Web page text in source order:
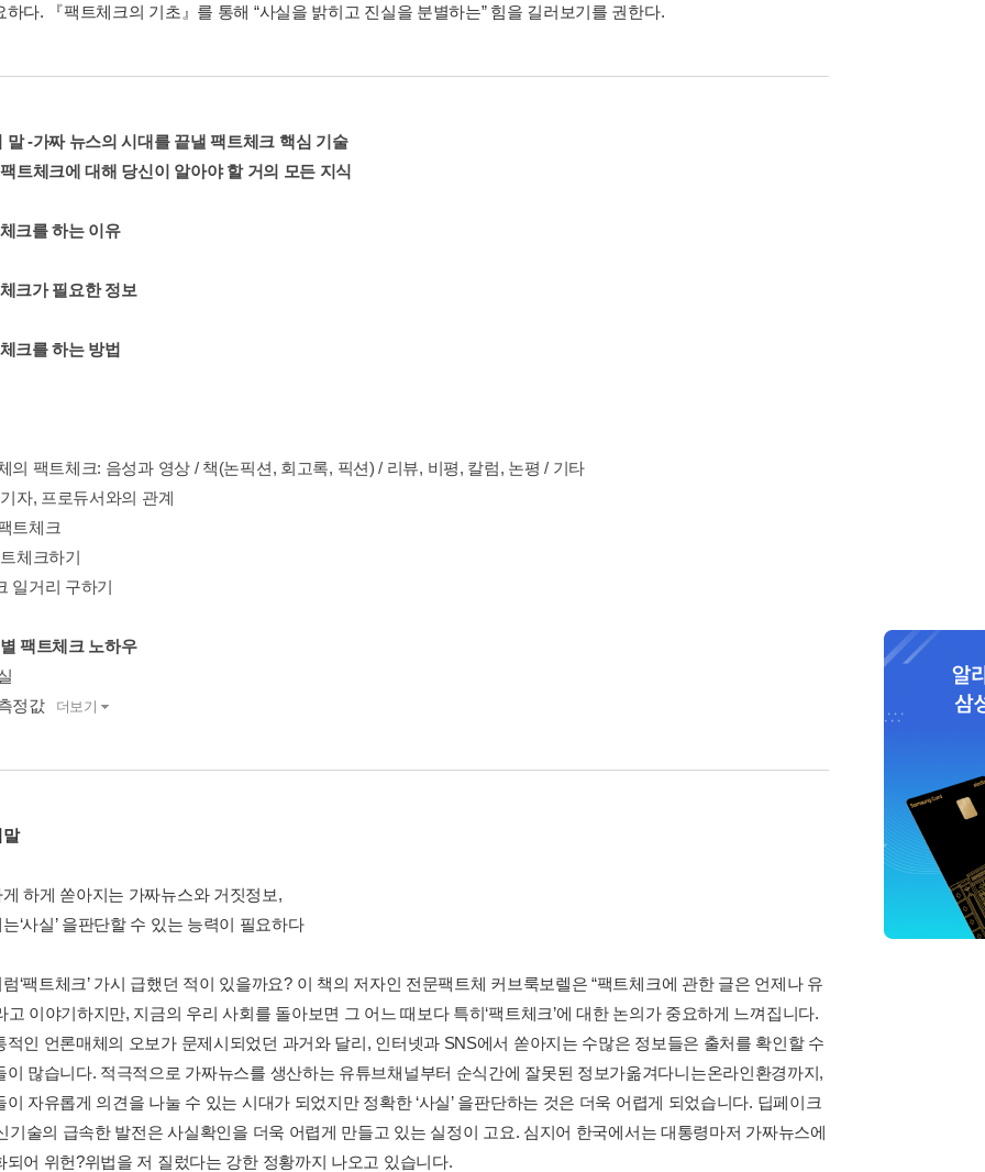
하다. 『팩트체크의 기초』를 통해 “사실을 밝히고 진실을 분별하는” 힘을 길러보기를 권한다.
말 -가짜 뉴스의 시대를 끝낼 팩트체크 핵심 기술
트체크에 대해 당신이 알아야 할 거의 모든 지식
크를 하는 이유
크가 필요한 정보
크를 하는 방법
의 팩트체크: 음성과 영상 / 책(논픽션, 회고록, 픽션) / 리뷰, 비평, 칼럼, 논평 / 기타
자, 프로듀서와의 관계
트체크
체크하기
일거리 구하기
팩트체크 노하우
정값
더보기
말
하게 쏟아지는 가짜뉴스와 거짓정보,
‘사실’ 을판단할 수 있는 능력이 필요하다
‘팩트체크’ 가시 급했던 적이 있을까요? 이 책의 저자인 전문팩트체 커브룩보렐은 “팩트체크에 관한 글은 언제나 유
고 이야기하지만, 지금의 우리 사회를 돌아보면 그 어느 때보다 특히‘팩트체크’에 대한 논의가 중요하게 느껴집니다.
적인 언론매체의 오보가 문제시되었던 과거와 달리, 인터넷과 SNS에서 쏟아지는 수많은 정보들은 출처를 확인할 수
이 많습니다. 적극적으로 가짜뉴스를 생산하는 유튜브채널부터 순식간에 잘못된 정보가옮겨다니는온라인환경까지,
이 자유롭게 의견을 나눌 수 있는 시대가 되었지만 정확한 ‘사실’ 을판단하는 것은 더욱 어렵게 되었습니다. 딥페이크
기술의 급속한 발전은 사실확인을 더욱 어렵게 만들고 있는 실정이 고요. 심지어 한국에서는 대통령마저 가짜뉴스에
되어 위헌?위법을 저 질렀다는 강한 정황까지 나오고 있습니다.